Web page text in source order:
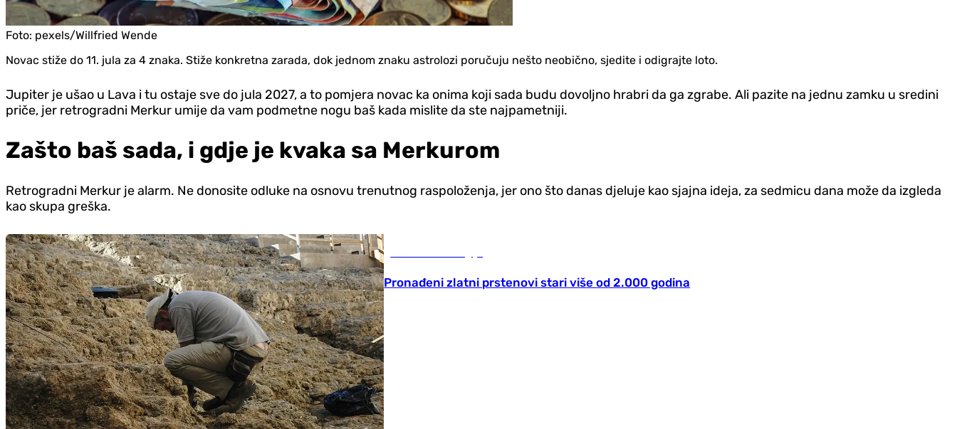
Foto: pexels/Willfried Wende
Novac stiže do 11. jula za 4 znaka. Stiže konkretna zarada, dok jednom znaku astrolozi poručuju nešto neobično, sjedite i odigrajte loto.
Jupiter je ušao u Lava i tu ostaje sve do jula 2027, a to pomjera novac ka onima koji sada budu dovoljno hrabri da ga zgrabe. Ali pazite na jednu zamku u sredini
priče, jer retrogradni Merkur umije da vam podmetne nogu baš kada mislite da ste najpametniji.
Zašto baš sada, i gd‌je je kvaka sa Merkurom
Retrogradni Merkur je alarm. Ne donosite odluke na osnovu trenutnog raspoloženja, jer ono što danas d‌jeluje kao sjajna ideja, za sedmicu dana može da izgleda
kao skupa greška.
Pronađeni zlatni prstenovi stari više od 2.000 godina